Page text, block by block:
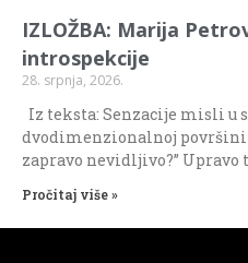
IZLOŽBA: Marija
introspekcije
28. srpnja, 2026.
Iz teksta: Senzacije misli u
dvodimenzionalnoj
zapravo nevidljivo?” Upravo
Pročitaj više »